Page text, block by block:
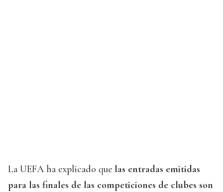
La UEFA ha explicado que las entradas emitidas
para las finales de las competiciones de clubes son